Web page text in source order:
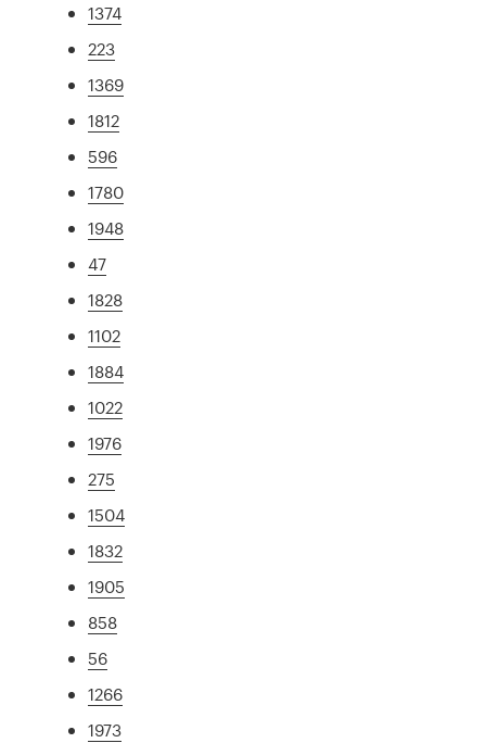
1374
223
1369
1812
596
1780
1948
47
1828
1102
1884
1022
1976
275
1504
1832
1905
858
56
1266
1973